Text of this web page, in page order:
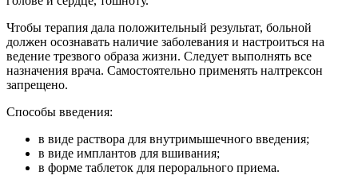
Чтобы терапия дала положительный результат, больной
должен осознавать наличие заболевания и настроиться на
ведение трезвого образа жизни. Следует выполнять все
назначения врача. Самостоятельно применять налтрексон
запрещено.
Способы введения:
в виде раствора для внутримышечного введения;
в виде имплантов для вшивания;
в форме таблеток для перорального приема.